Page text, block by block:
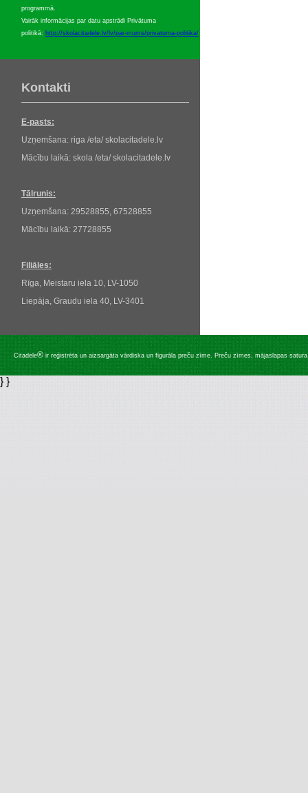
programmā.
Vairāk informācijas par datu apstrādi Privātuma
politikā: http://skolacitadele.lv/lv/par-mums/privatuma-politika/
Kontakti
E-pasts:
Uzņemšana: riga /eta/ skolacitadele.lv
Mācību laikā: skola /eta/ skolacitadele.lv
Tālrunis:
Uzņemšana: 29528855, 67528855
Mācību laikā: 27728855
Filiāles:
Rīga, Meistaru iela 10, LV-1050
Liepāja, Graudu iela 40, LV-3401
Citadele® ir reģistrēta un aizsargāta vārdiska un figurāla preču zīme. Preču zīmes, mājaslapas
} }